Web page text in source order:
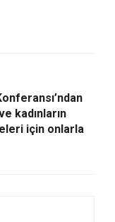
kadınların
için onlarla